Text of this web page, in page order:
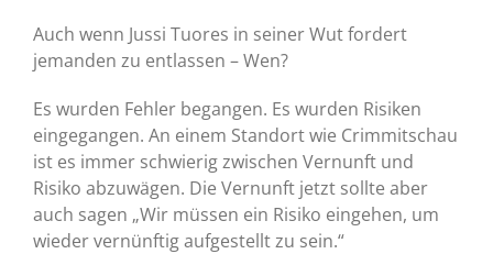
Auch wenn Jussi Tuores in seiner Wut fordert
jemanden zu entlassen – Wen?
Es wurden Fehler begangen. Es wurden Risiken
eingegangen. An einem Standort wie Crimmitschau
ist es immer schwierig zwischen Vernunft und
Risiko abzuwägen. Die Vernunft jetzt sollte aber
auch sagen „Wir müssen ein Risiko eingehen, um
wieder vernünftig aufgestellt zu sein.“